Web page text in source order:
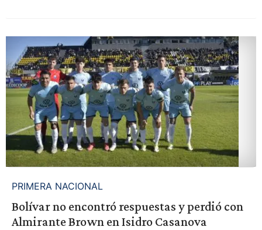
PRIMERA NACIONAL
Bolívar no encontró respuestas y perdió con
Almirante Brown en Isidro Casanova